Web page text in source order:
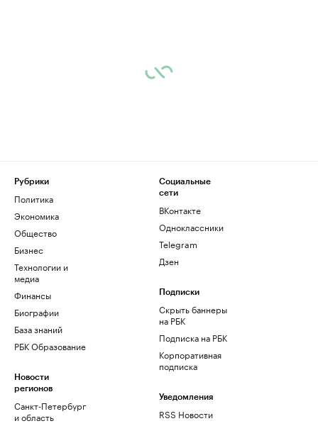
Рубрики
Политика
Экономика
Общество
Бизнес
Технологии и
медиа
Финансы
Биографии
База знаний
РБК Образование
Новости
регионов
Санкт-Петербург
и область
Социальные
сети
ВКонтакте
Одноклассники
Telegram
Дзен
Подписки
Скрыть баннеры
на РБК
Подписка на РБК
Корпоративная
подписка
Уведомления
RSS Новости